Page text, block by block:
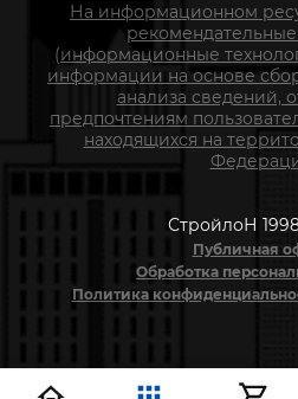
На информационном
(информационные
информации на основе
анализа сведений,
предпочтениям
находящихся на
СтройлоН
Публичная
Обработка
Политика